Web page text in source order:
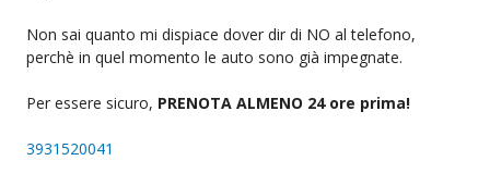
Non sai quanto mi dispiace dover dir di NO al telefono,
perchè in quel momento le auto sono già impegnate.
Per essere sicuro, PRENOTA ALMENO 24 ore prima!
3931520041